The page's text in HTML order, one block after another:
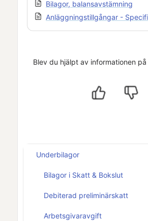
Bilagor, balansavstämning
Anläggningstillgångar -
Blev du hjälpt av informationen
Underbilagor
Bilagor i Skatt & Bokslut
Debiterad preliminärskatt
Arbetsgivaravgift